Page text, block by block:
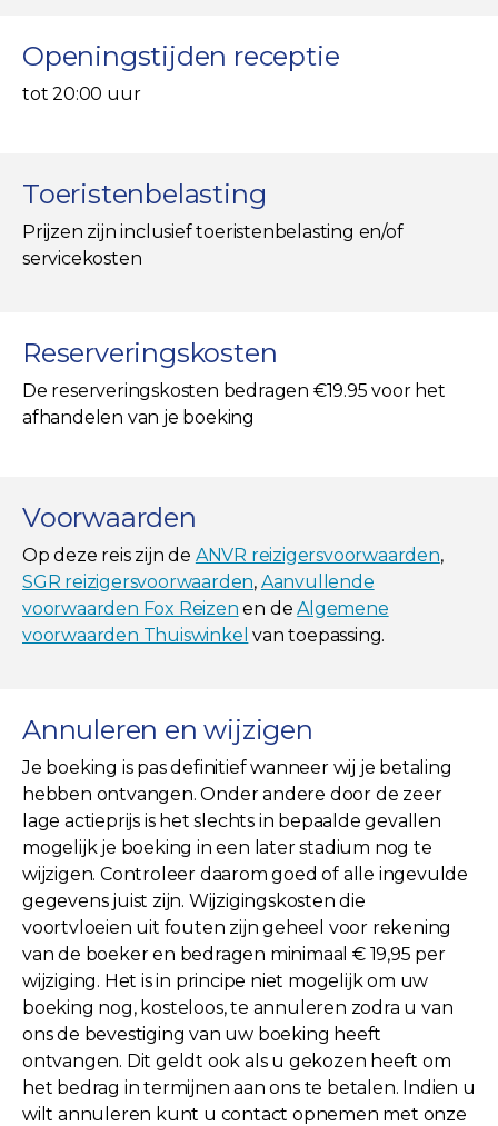
Openingstijden receptie
tot 20:00 uur
Toeristenbelasting
Prijzen zijn inclusief toeristenbelasting en/of
servicekosten
Reserveringskosten
De reserveringskosten bedragen €19.95 voor het
afhandelen van je boeking
Voorwaarden
Op deze reis zijn de ANVR reizigersvoorwaarden,
SGR reizigersvoorwaarden, Aanvullende
voorwaarden Fox Reizen en deAlgemene
voorwaarden Thuiswinkel van toepassing.
Annuleren en wijzigen
Je boeking is pas definitief wanneer wij je betaling
hebben ontvangen. Onder andere door de zeer
lage actieprijs is het slechts in bepaalde gevallen
mogelijk je boeking in een later stadium nog te
wijzigen. Controleer daarom goed of alle ingevulde
gegevens juist zijn. Wijzigingskosten die
voortvloeien uit fouten zijn geheel voor rekening
van de boeker en bedragen minimaal € 19,95 per
wijziging. Het is in principe niet mogelijk om uw
boeking nog, kosteloos, te annuleren zodra u van
ons de bevestiging van uw boeking heeft
ontvangen. Dit geldt ook als u gekozen heeft om
het bedrag in termijnen aan ons te betalen. Indien u
wilt annuleren kunt u contact opnemen met onze